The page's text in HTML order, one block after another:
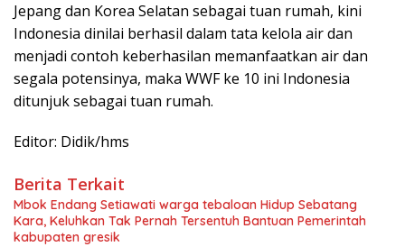
Jepang dan Korea Selatan sebagai tuan rumah, kini
Indonesia dinilai berhasil dalam tata kelola air dan
menjadi contoh keberhasilan memanfaatkan air dan
segala potensinya, maka WWF ke 10 ini Indonesia
ditunjuk sebagai tuan rumah.
Editor: Didik/hms
Berita Terkait
Mbok Endang Setiawati warga tebaloan Hidup Sebatang
Kara, Keluhkan Tak Pernah Tersentuh Bantuan Pemerintah
kabupaten gresik